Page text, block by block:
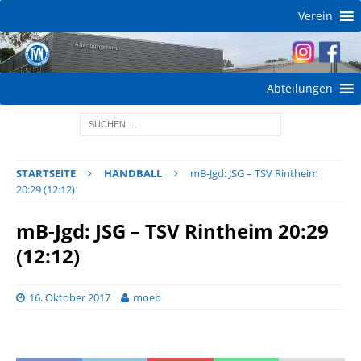
Verein
Abteilungen
STARTSEITE HANDBALL
mB-Jgd: JSG – TSV Rintheim
20:29 (12:12)
mB-Jgd: JSG – TSV Rintheim 20:29
(12:12)
16. Oktober 2017 moeb